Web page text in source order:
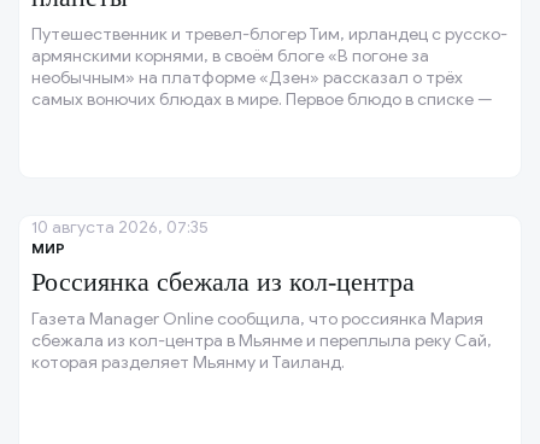
Путешественник и тревел-блогер Тим, ирландец с русско-
армянскими корнями, в своём блоге «В погоне за
необычным» на платформе «Дзен» рассказал о трёх
самых вонючих блюдах в мире. Первое блюдо в списке —
МИР
Россиянка сбежала из кол-центра
Газета Manager Online сообщила, что россиянка Мария
сбежала из кол-центра в Мьянме и переплыла реку Сай,
которая разделяет Мьянму и Таиланд.
10 августа 2026, 07:35